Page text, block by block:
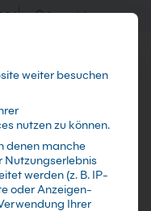
Anmelden
weiter besuchen
nutzen zu können.
denen manche
Nutzungserlebnis
werden (z. B. IP-
oder Anzeigen-
Ihrer